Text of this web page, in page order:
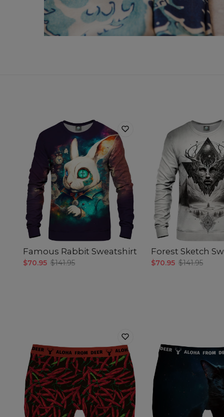
Famous Rabbit Sweatshirt
$70.95 $141.95
Forest Sketch
$70.95 $141.95